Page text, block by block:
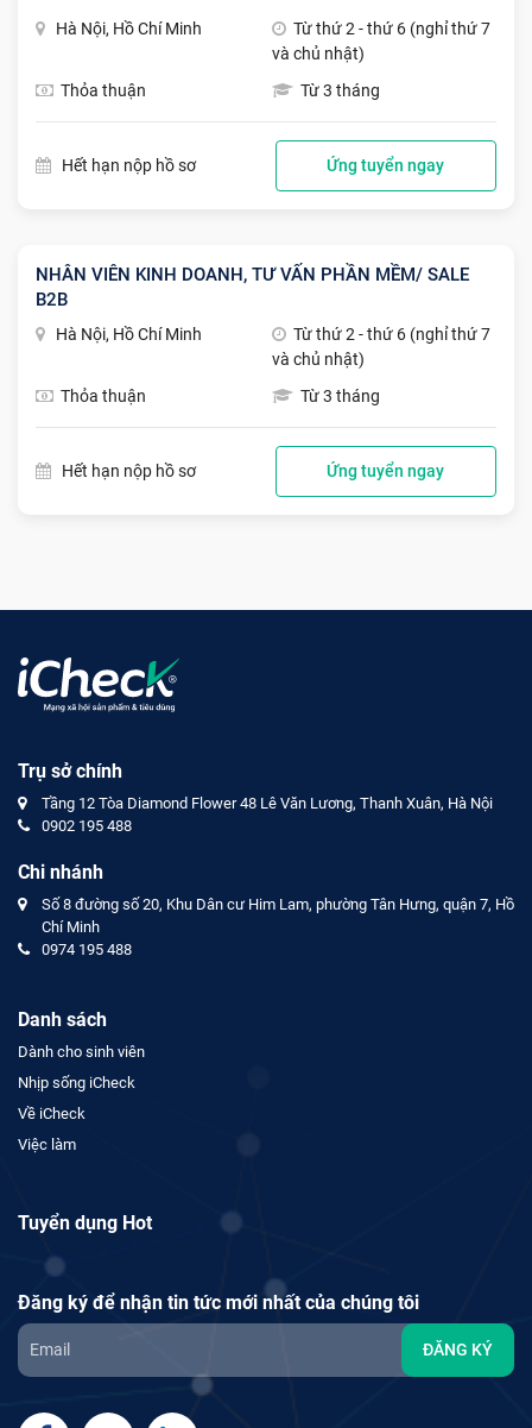
Hà Nội, Hồ Chí Minh
Từ thứ 2 - thứ 6 (nghỉ thứ 7
và chủ nhật)
Thỏa thuận
Từ 3 tháng
Hết hạn nộp hồ sơ Ứng tuyển ngay
NHÂN VIÊN KINH DOANH, TƯ VẤN PHẦN MỀM/ SALE
B2B
Hà Nội, Hồ Chí Minh
Từ thứ 2 - thứ 6 (nghỉ thứ 7
và chủ nhật)
Thỏa thuận
Từ 3 tháng
Hết hạn nộp hồ sơ Ứng tuyển ngay
Trụ sở chính
Tầng 12 Tòa Diamond Flower 48 Lê Văn Lương, Thanh Xuân, Hà Nội
0902 195 488
Chi nhánh
Số 8 đường số 20, Khu Dân cư Him Lam, phường Tân Hưng, quận 7, Hồ
Chí Minh
0974 195 488
Danh sách
Dành cho sinh viên
Nhịp sống iCheck
Về iCheck
Việc làm
Tuyển dụng Hot
Đăng ký để nhận tin tức mới nhất của chúng tôi
ĐĂNG KÝ